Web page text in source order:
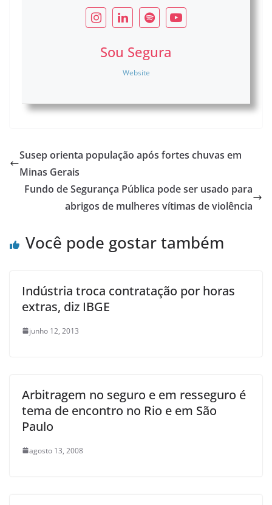
Sou Segura
Website
Susep orienta população após fortes chuvas em
Minas Gerais
Fundo de Segurança Pública pode ser usado para
abrigos de mulheres vítimas de violência
Você pode gostar também
Indústria troca contratação por horas
extras, diz IBGE
junho 12, 2013
Arbitragem no seguro e em resseguro é
tema de encontro no Rio e em São
Paulo
agosto 13, 2008